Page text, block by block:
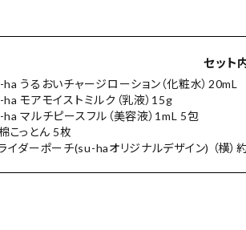
セット
うるおいチャージローション（化粧水）20mL
モアモイストミルク（乳液）15g
マルチピースフル（美容液）1mL 5包
こっとん 5枚
イダーポーチ(su-haオリジナルデザイン) （横）